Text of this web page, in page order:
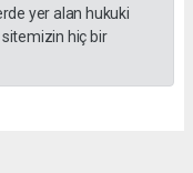
yer alan hukuki
hiç bir